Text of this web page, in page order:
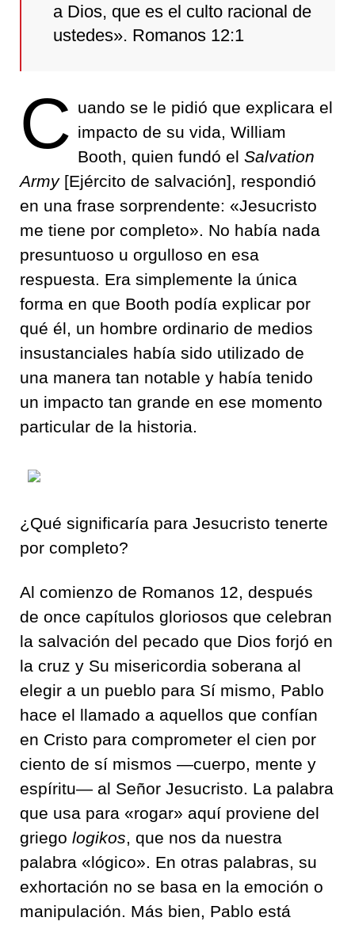
a Dios, que es el culto racional de
ustedes». Romanos 12:1
C uando se le pidió que explicara el
impacto de su vida, William
Booth, quien fundó el Salvation
Army[Ejército de salvación], respondió
en una frase sorprendente: «Jesucristo
me tiene por completo». No había nada
presuntuoso u orgulloso en esa
respuesta. Era simplemente la única
forma en que Booth podía explicar por
qué él, un hombre ordinario de medios
insustanciales había sido utilizado de
una manera tan notable y había tenido
un impacto tan grande en ese momento
particular de la historia.
¿Qué significaría para Jesucristo tenerte
por completo?
Al comienzo de Romanos 12, después
de once capítulos gloriosos que celebran
la salvación del pecado que Dios forjó en
la cruz y Su misericordia soberana al
elegir a un pueblo para Sí mismo, Pablo
hace el llamado a aquellos que confían
en Cristo para comprometer el cien por
ciento de sí mismos —cuerpo, mente y
espíritu— al Señor Jesucristo. La palabra
que usa para «rogar» aquí proviene del
griego logikos , que nos da nuestra
palabra «lógico». En otras palabras, su
exhortación no se basa en la emoción o
manipulación. Más bien, Pablo está